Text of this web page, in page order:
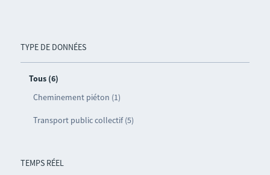
TYPE DE DONNÉES
Tous (6)
Cheminement piéton (1)
Transport public collectif (5)
TEMPS RÉEL